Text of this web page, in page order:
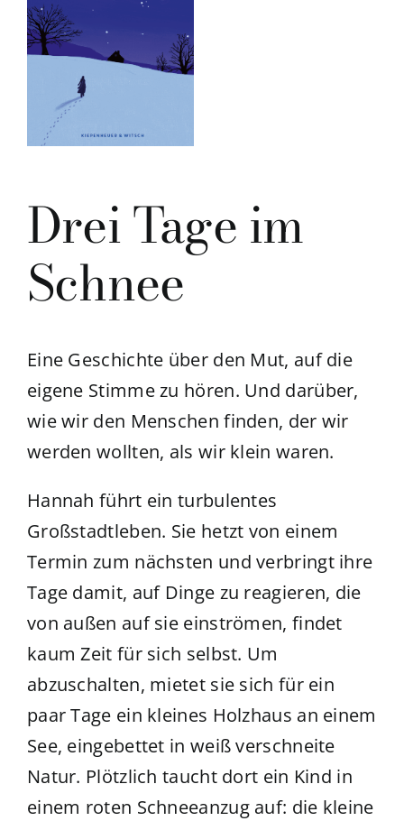
Drei Tage im
Schnee
Eine Geschichte über den Mut, auf die
eigene Stimme zu hören. Und darüber,
wie wir den Menschen finden, der wir
werden wollten, als wir klein waren.
Hannah führt ein turbulentes
Großstadtleben. Sie hetzt von einem
Termin zum nächsten und verbringt ihre
Tage damit, auf Dinge zu reagieren, die
von außen auf sie einströmen, findet
kaum Zeit für sich selbst. Um
abzuschalten, mietet sie sich für ein
paar Tage ein kleines Holzhaus an einem
See, eingebettet in weiß verschneite
Natur. Plötzlich taucht dort ein Kind in
einem roten Schneeanzug auf: die kleine